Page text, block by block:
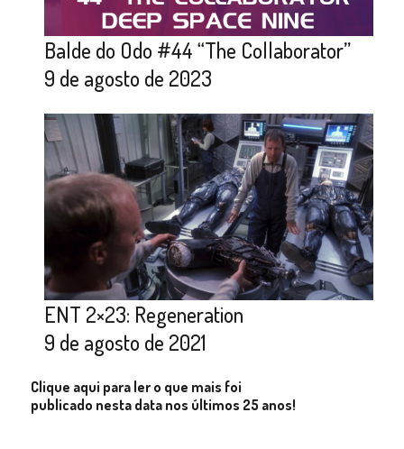
Balde do Odo #44 “The Collaborator”
9 de agosto de 2023
ENT 2×23: Regeneration
9 de agosto de 2021
Clique aqui para ler o que mais foi
publicado nesta data nos últimos 25 anos!